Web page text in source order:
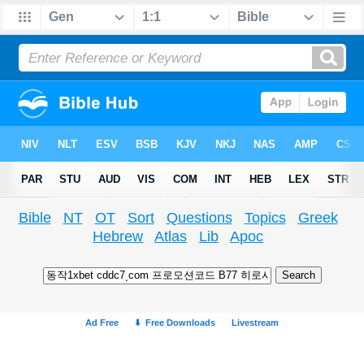
Bible NT OT Sort Questions Topics
Greek
Hebrew
Atlas Lib Apoc